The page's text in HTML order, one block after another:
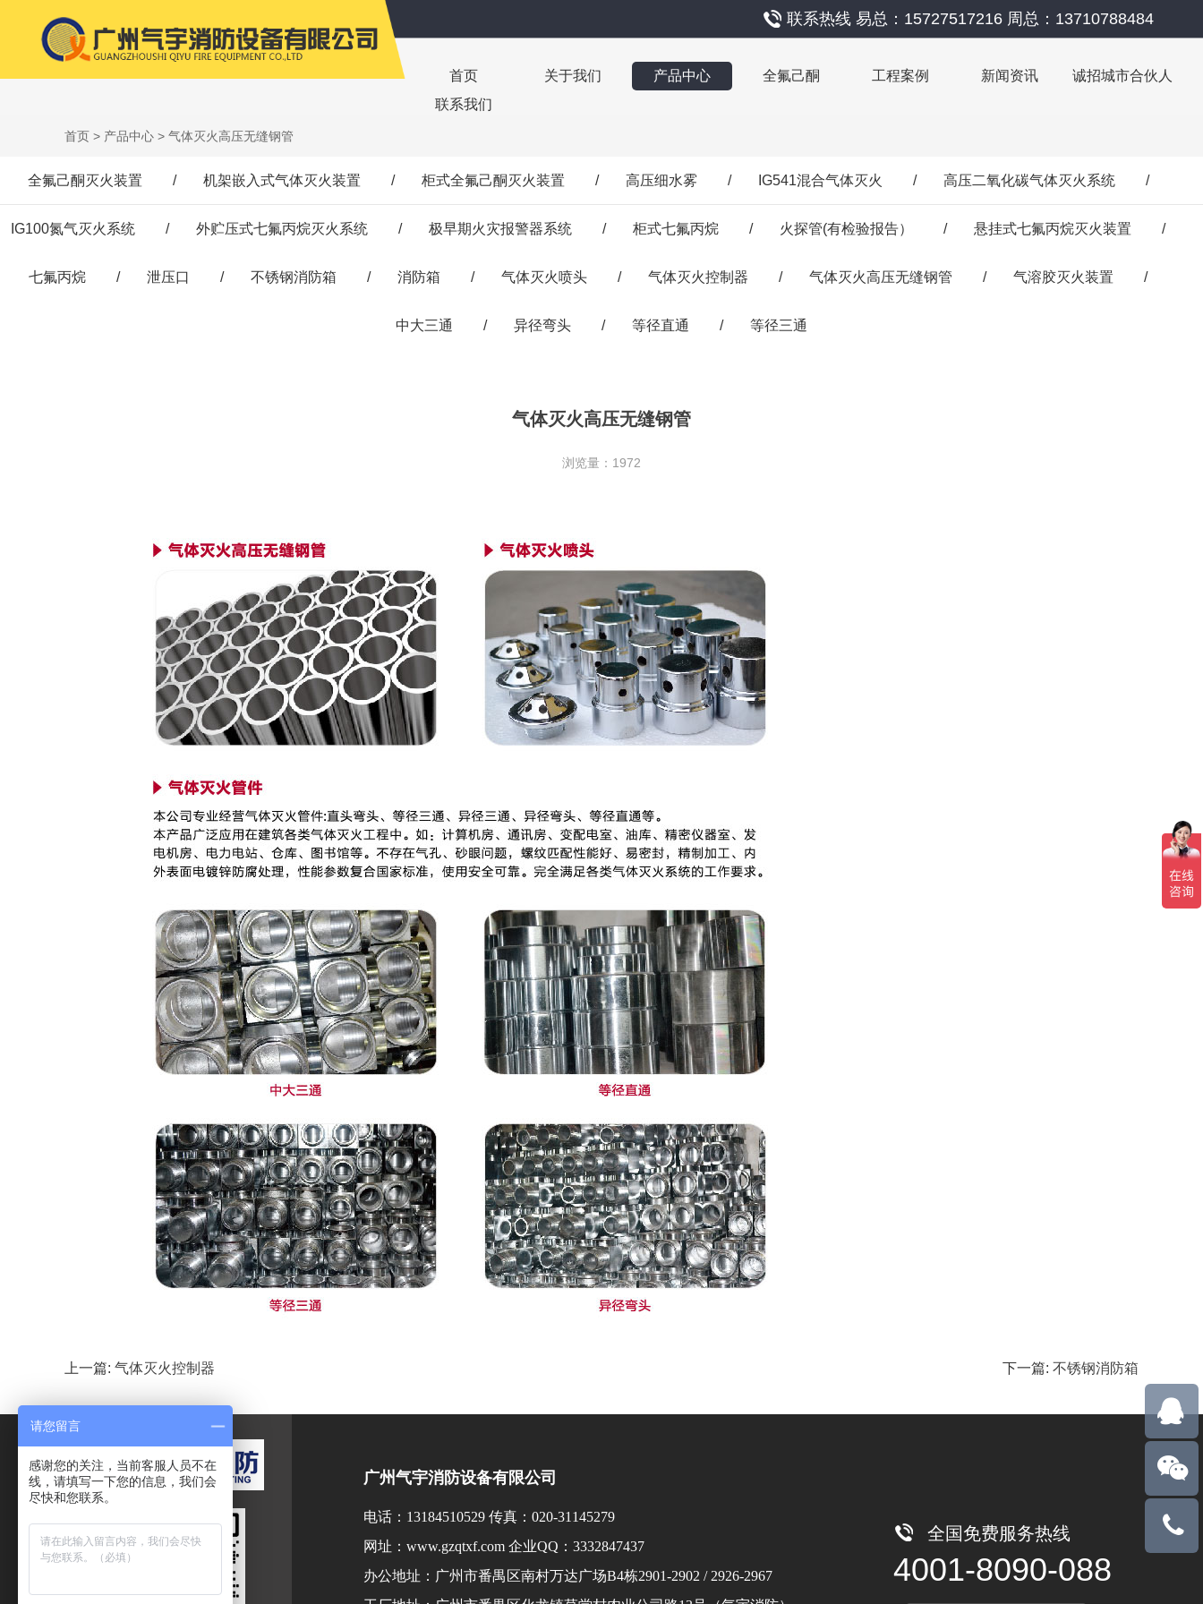
联系热线 易总：15727517216 周总：13710788484
首页 关于我们 产品中心 全氟己酮 工程案例 新闻资讯
诚招城市合伙人
联系我们
首页 > 产品中心 > 气体灭火高压无缝钢管
全氟己酮灭火装置 / 机架嵌入式气体灭火装置 / 柜式全氟己酮灭火装置 / 高压细水雾 / IG541混合气体灭火 / 高压二氧化碳气体灭火系统 /
IG100氮气灭火系统 / 外贮压式七氟丙烷灭火系统 / 极早期火灾报警器系统 / 柜式七氟丙烷 / 火探管(有检验报告） / 悬挂式七氟丙烷灭火装置 /
七氟丙烷 / 泄压口 / 不锈钢消防箱 / 消防箱 / 气体灭火喷头 / 气体灭火控制器 / 气体灭火高压无缝钢管 / 气溶胶灭火装置 /
中大三通 / 异径弯头 / 等径直通 / 等径三通
气体灭火高压无缝钢管
浏览量：1972
上一篇: 气体灭火控制器 下一篇: 不锈钢消防箱
广州气宇消防设备有限公司
电话：13184510529 传真：020-31145279
网址：www.gzqtxf.com 企业QQ：3332847437
办公地址：广州市番禺区南村万达广场B4栋2901-2902 / 2926-2967
全国免费服务热线
4001-8090-088
请您留言
感谢您的关注，当前客服人员不在
线，请填写一下您的信息，我们会
尽快和您联系。